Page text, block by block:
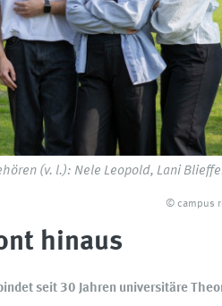
(v. l.): Nele Leopold, Lani
© campus
hinaus
seit 30 Jahren universitäre